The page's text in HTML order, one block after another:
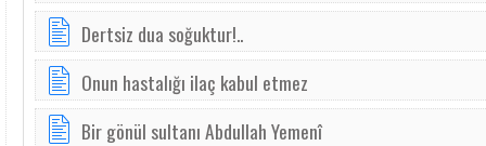
Dertsiz dua soğuktur!..
Onun hastalığı ilaç kabul etmez
Bir gönül sultanı Abdullah Yemenî